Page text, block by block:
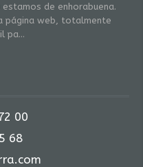
de enhorabuena.
página web, totalmente
pa
00
68